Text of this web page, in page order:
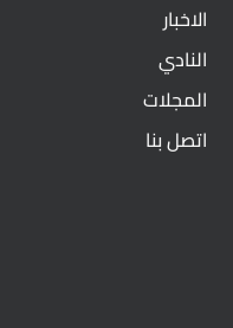
الاخبار
النادي
المجلات
اتصل بنا